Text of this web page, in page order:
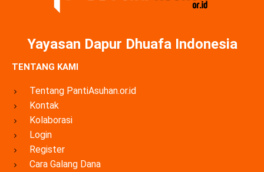
Yayasan Dapur Dhuafa Indonesia
TENTANG KAMI
Tentang PantiAsuhan.or.id
Kontak
Kolaborasi
Login
Register
Cara Galang Dana